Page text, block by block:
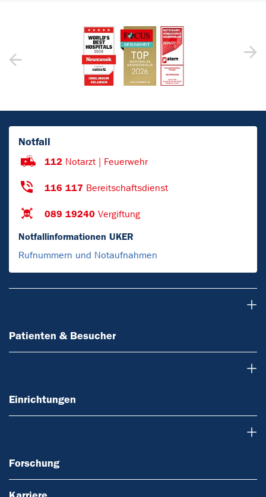
Notfall
112 Notarzt | Feuerwehr
116 117 Bereitschaftsdienst
089 19240 Vergiftung
Notfallinformationen UKER
Rufnummern und Notaufnahmen
Patienten & Besucher
Einrichtungen
Forschung